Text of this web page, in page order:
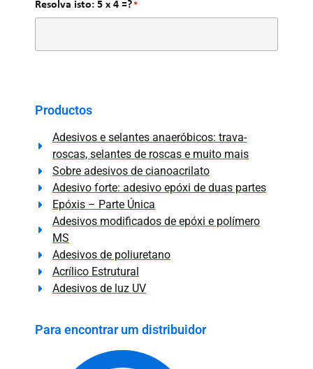
Resolva isto: 5 x 4 =?*
Productos
Adesivos e selantes anaeróbicos: trava-
roscas, selantes de roscas e muito mais
Sobre adesivos de cianoacrilato
Adesivo forte: adesivo epóxi de duas partes
Epóxis – Parte Única
Adesivos modificados de epóxi e polímero
MS
Adesivos de poliuretano
Acrílico Estrutural
Adesivos de luz UV
Para encontrar um distribuidor